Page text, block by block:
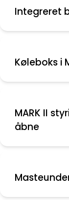
Integreret
Køleboks i
MARK II
åbne